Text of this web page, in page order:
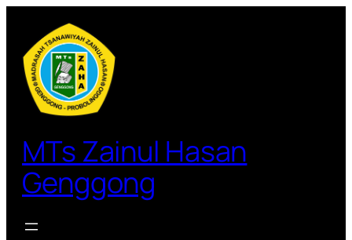
konten
MTs Zainul Hasan
Genggong